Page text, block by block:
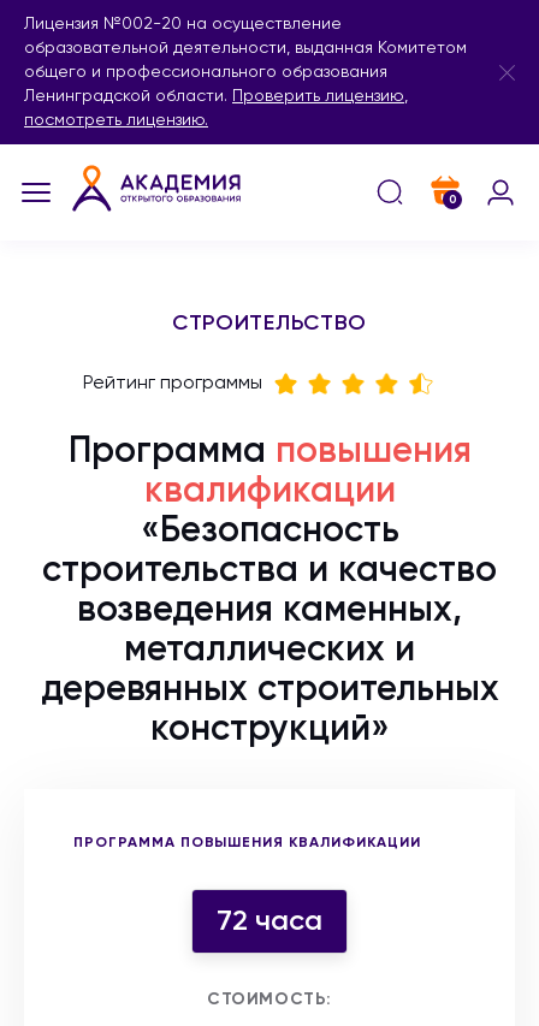
Лицензия №002-20 на осуществление
образовательной деятельности, выданная Комитетом
общего и профессионального образования
Ленинградской области.
Проверить лицензию,
посмотреть лицензию.
0
СТРОИТЕЛЬСТВО
Рейтинг программы
Программа повышения
квалификации
«Безопасность
строительства и качество
возведения каменных,
металлических и
деревянных строительных
конструкций»
ПРОГРАММА ПОВЫШЕНИЯ КВАЛИФИКАЦИИ
Выберите форму участия
72 часа
СТОИМОСТЬ: